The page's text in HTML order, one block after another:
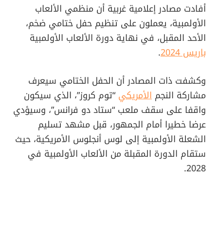
أفادت مصادر إعلامية غربية أن منظمي الألعاب
الأولمبية، يعملون على تنظيم حفل ختامي ضخم،
الأحد المقبل، في نهاية دورة الألعاب الأولمبية
باريس 2024
.
وكشفت ذات المصادر أن الحفل الختامي سيعرف
مشاركة النجم الأمريكي“توم كروز”، الذي سيكون
واقفا على سقف ملعب “ستاد دو فرانس”، وسيؤدي
عرضا خطيرا أمام الجمهور، قبل مشهد تسليم
الشعلة الأولمبية إلى لوس أنجلوس الأمريكية، حيث
ستقام الدورة المقبلة من الألعاب الأولمبية في
2028.